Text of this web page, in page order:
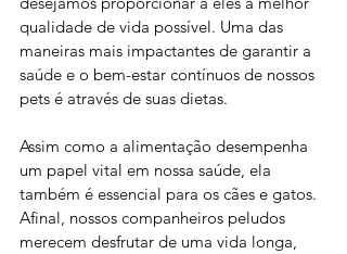
qualidade de vida possível. Uma das
maneiras mais impactantes de garantir a
saúde e o bem-estar contínuos de nossos
pets é através de suas dietas.
Assim como a alimentação desempenha
um papel vital em nossa saúde, ela
também é essencial para os cães e gatos.
Afinal, nossos companheiros peludos
merecem desfrutar de uma vida longa,